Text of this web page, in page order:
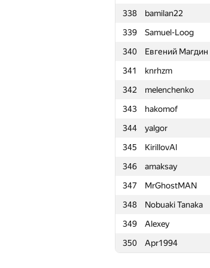
338
bamilan22
339
Samuel-Loog
340
Евгений Магдин
341
knrhzm
342
melenchenko
343
hakomof
344
yalgor
345
KirillovAl
346
amaksay
347
MrGhostMAN
348
Nobuaki Tanaka
349
Alexey
350
Apr1994
315
artur aganov
316
ryzhikov-88
317
sventeam
318
Даниил Ростилов
319
magical3000
320
GyeongGeun Kim
321
mark.kornejchik
322
hepfkm.ibragimov
323
petroff.97
324
kukovski.pavel
325
Сергей Гончаров
326
sagresash
327
a9177950